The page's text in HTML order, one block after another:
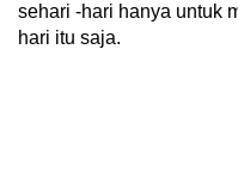
sehari -hari hanya untuk
hari itu saja.